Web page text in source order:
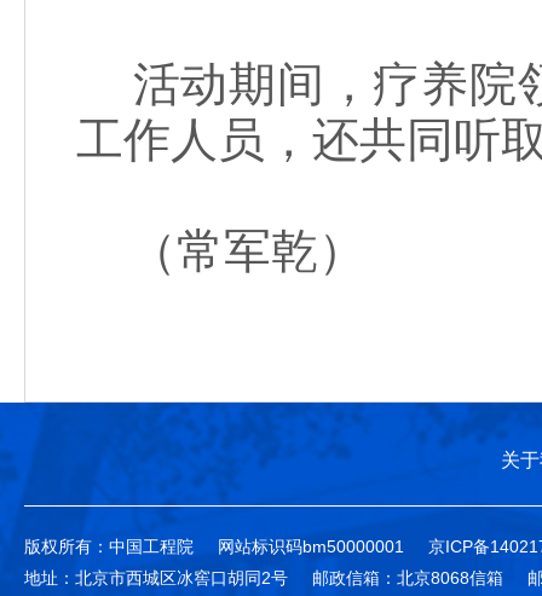
活动期间，疗养院
工作人员，还共同听
（常军乾）
关
版权所有：中国工程院 网站标识码bm50000001
京ICP备
地址：北京市西城区冰窖口胡同2号
邮政信箱：北京8068信箱